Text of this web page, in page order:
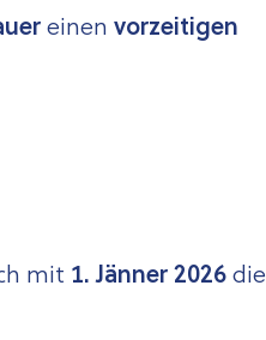
einen vorzeitigen
mit 1. Jänner 2026die